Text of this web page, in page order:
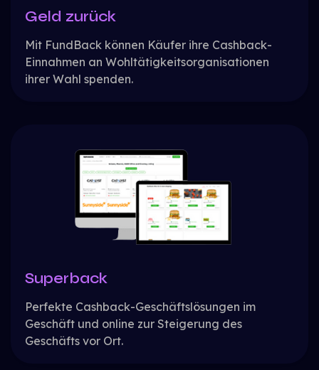
Geld zurück
Mit FundBack können Käufer ihre Cashback-
Einnahmen an Wohltätigkeitsorganisationen
ihrer Wahl spenden.
Superback
Perfekte Cashback-Geschäftslösungen im
Geschäft und online zur Steigerung des
Geschäfts vor Ort.